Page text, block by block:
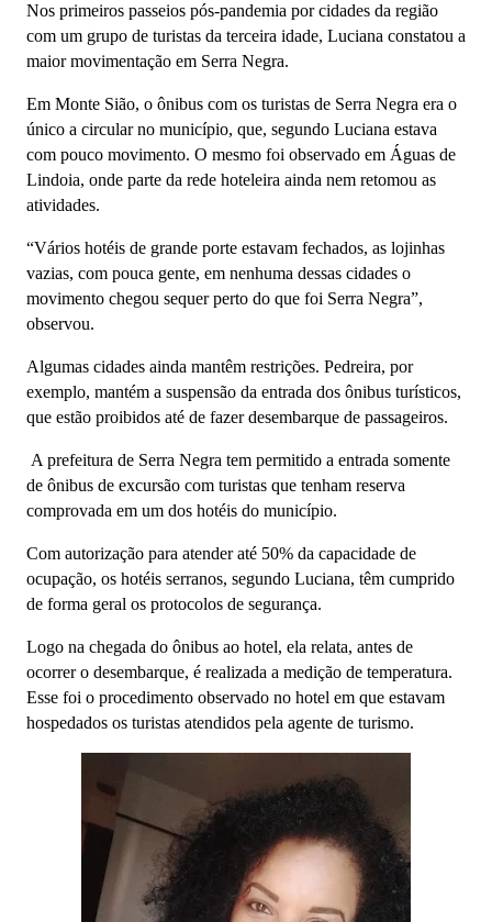
Nos primeiros passeios pós-pandemia por cidades da região
com um grupo de turistas da terceira idade, Luciana constatou a
maior movimentação em Serra Negra.
Em Monte Sião, o ônibus com os turistas de Serra Negra era o
único a circular no município, que, segundo Luciana estava
com pouco movimento. O mesmo foi observado em Águas de
Lindoia, onde parte da rede hoteleira ainda nem retomou as
atividades.
“Vários hotéis de grande porte estavam fechados, as lojinhas
vazias, com pouca gente, em nenhuma dessas cidades o
movimento chegou sequer perto do que foi Serra Negra”,
observou.
Algumas cidades ainda mantêm restrições. Pedreira, por
exemplo, mantém a suspensão da entrada dos ônibus turísticos,
que estão proibidos até de fazer desembarque de passageiros.
A prefeitura de Serra Negra tem permitido a entrada somente
de ônibus de excursão com turistas que tenham reserva
comprovada em um dos hotéis do município.
Com autorização para atender até 50% da capacidade de
ocupação, os hotéis serranos, segundo Luciana, têm cumprido
de forma geral os protocolos de segurança.
Logo na chegada do ônibus ao hotel, ela relata, antes de
ocorrer o desembarque, é realizada a medição de temperatura.
Esse foi o procedimento observado no hotel em que estavam
hospedados os turistas atendidos pela agente de turismo.